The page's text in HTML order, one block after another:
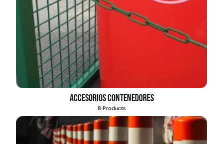
Accesorios contenedores
8 Products